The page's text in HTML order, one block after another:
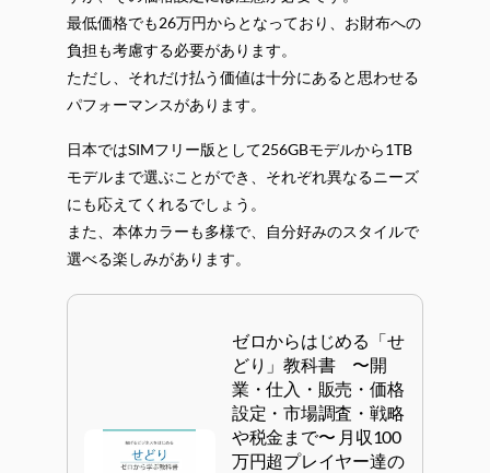
最低価格でも26万円からとなっており、お財布への
負担も考慮する必要があります。
ただし、それだけ払う価値は十分にあると思わせる
パフォーマンスがあります。
日本ではSIMフリー版として256GBモデルから1TB
モデルまで選ぶことができ、それぞれ異なるニーズ
にも応えてくれるでしょう。
また、本体カラーも多様で、自分好みのスタイルで
選べる楽しみがあります。
ゼロからはじめる「せ
どり」教科書 〜開
業・仕入・販売・価格
設定・市場調査・戦略
や税金まで〜 月収100
万円超プレイヤー達の